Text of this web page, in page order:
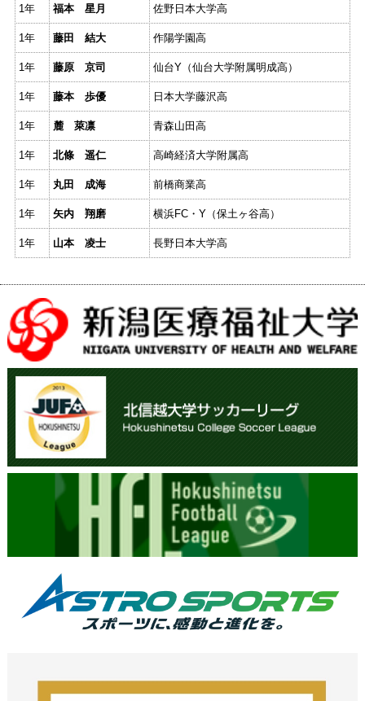
1年 福本 星月 佐野日本大学高
1年 藤田 結大 作陽学園高
1年 藤原 京司 仙台Y（仙台大学附属明成高）
1年 藤本 歩優 日本大学藤沢高
1年 麓 萊凛 青森山田高
1年 北條 遥仁 高崎経済大学附属高
1年 丸田 成海 前橋商業高
1年 矢内 翔磨 横浜FC・Y（保土ヶ谷高）
1年 山本 凌士 長野日本大学高